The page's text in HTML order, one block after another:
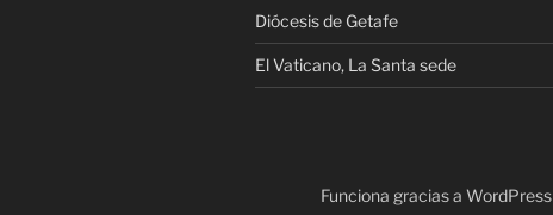
Diócesis de Getafe
El Vaticano, La Santa sede
Funciona gracias a WordPress